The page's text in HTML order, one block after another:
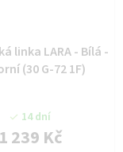
linka LARA - Bílá -
(30 G-72 1F)
14 dní
1 239 Kč